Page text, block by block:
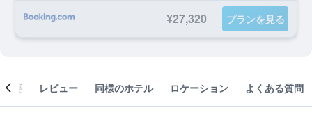
¥27,320 プランを見る
概要 レビュー 同様のホテル ロケーション よくある質問